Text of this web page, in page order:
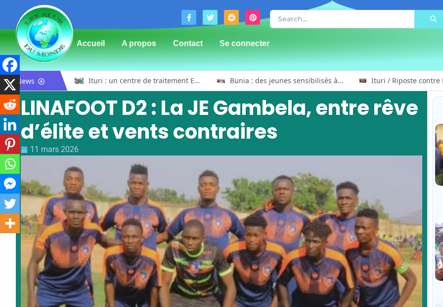
Accueil A propos Contact Se connecter
News Ituri : un centre de traitement Ebola de plus de 100 lits ouvre ses portes pour renforcer la riposte Bunia : des jeunes sensibilisés à la masculinité positive pour lutter contre les violences basées sur le genre
LINAFOOT D2 : La JE Gambela, entre rêve
d’élite et vents contraires
11 mars 2026